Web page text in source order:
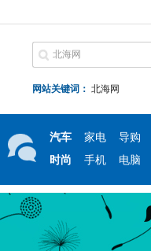
网站关键词： 北海网
汽车 家电 导购
时尚
手机 电脑